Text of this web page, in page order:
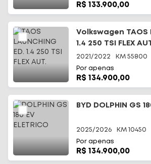
R$ 133.900,00
Volkswagen TAOS
1.4 250 TSI FLEX
2021/2022 KM 55800
Por apenas
R$ 134.900,00
BYD DOLPHIN GS
2025/2026 KM 10450
Por apenas
R$ 134.900,00